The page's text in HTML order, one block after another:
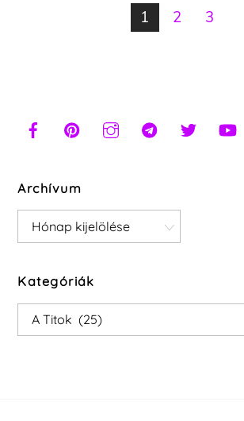
1 2 3
Archívum
Archívum
Kategóriák
Kategóriák